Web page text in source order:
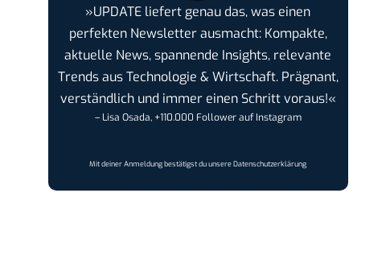
»UPDATE liefert genau das, was einen
perfekten Newsletter ausmacht: Kompakte,
aktuelle News, spannende Insights, relevante
Trends aus Technologie & Wirtschaft. Prägnant,
verständlich und immer einen Schritt voraus!«
– Lisa Osada, +110.000 Follower auf Instagram
Mit deiner Anmeldung bestätigst du unsereDatenschutzerklärung